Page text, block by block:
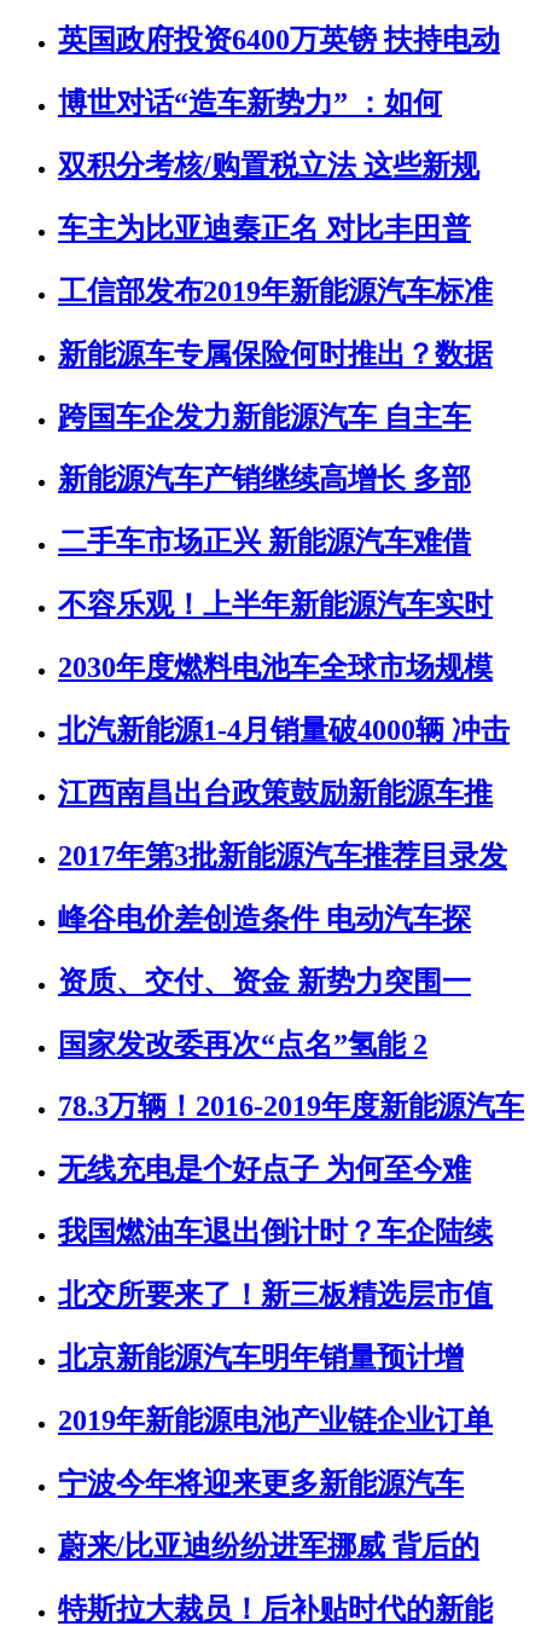
英国政府投资6400万英镑 扶持电动
博世对话“造车新势力” ：如何
双积分考核/购置税立法 这些新规
车主为比亚迪秦正名 对比丰田普
工信部发布2019年新能源汽车标准
新能源车专属保险何时推出？数据
跨国车企发力新能源汽车 自主车
新能源汽车产销继续高增长 多部
二手车市场正兴 新能源汽车难借
不容乐观！上半年新能源汽车实时
2030年度燃料电池车全球市场规模
北汽新能源1-4月销量破4000辆 冲击
江西南昌出台政策鼓励新能源车推
2017年第3批新能源汽车推荐目录发
峰谷电价差创造条件 电动汽车探
资质、交付、资金 新势力突围一
国家发改委再次“点名”氢能 2
78.3万辆！2016-2019年度新能源汽车
无线充电是个好点子 为何至今难
我国燃油车退出倒计时？车企陆续
北交所要来了！新三板精选层市值
北京新能源汽车明年销量预计增
2019年新能源电池产业链企业订单
宁波今年将迎来更多新能源汽车
蔚来/比亚迪纷纷进军挪威 背后的
特斯拉大裁员！后补贴时代的新能